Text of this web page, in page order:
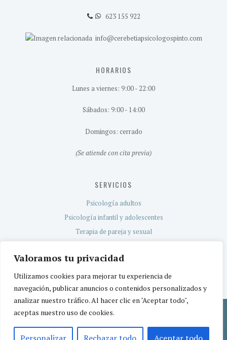
Valoramos tu privacidad
Utilizamos cookies para mejorar tu experiencia de
navegación, publicar anuncios o contenidos personalizados y
analizar nuestro tráfico. Al hacer clic en "Aceptar todo",
aceptas nuestro uso de cookies.
623 155 922
info@cerebetiapsicologospinto.com
HORARIOS
Lunes a viernes: 9:00 - 22:00
Sábados: 9:00 - 14:00
Domingos: cerrado
(Se atiende con cita previa)
SERVICIOS
Psicología adultos
Psicología infantil y adolescentes
Terapia de pareja y sexual
Servicio TEA
Política de privacidad Aviso legal
© 2026 CEREBETIA | Centro de Psicología | Centro sanitario registrado por la